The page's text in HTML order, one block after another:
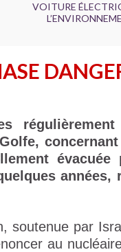
VOITURE
évacuée
années,
par
au